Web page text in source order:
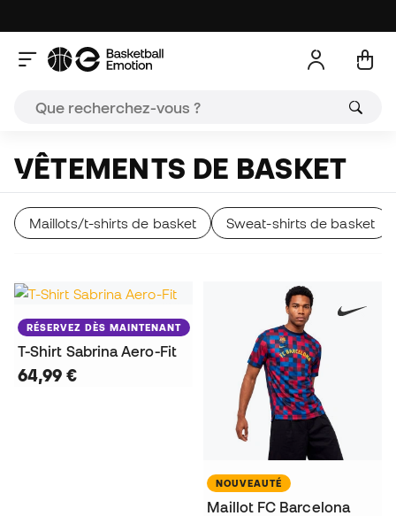
VÊTEMENTS DE BASKET
Maillots/t-shirts de basket Sweat-shirts de basket
RÉSERVEZ DÈS MAINTENANT
T-Shirt Sabrina Aero-Fit
64,99 €
NOUVEAUTÉ
Maillot FC Barcelona